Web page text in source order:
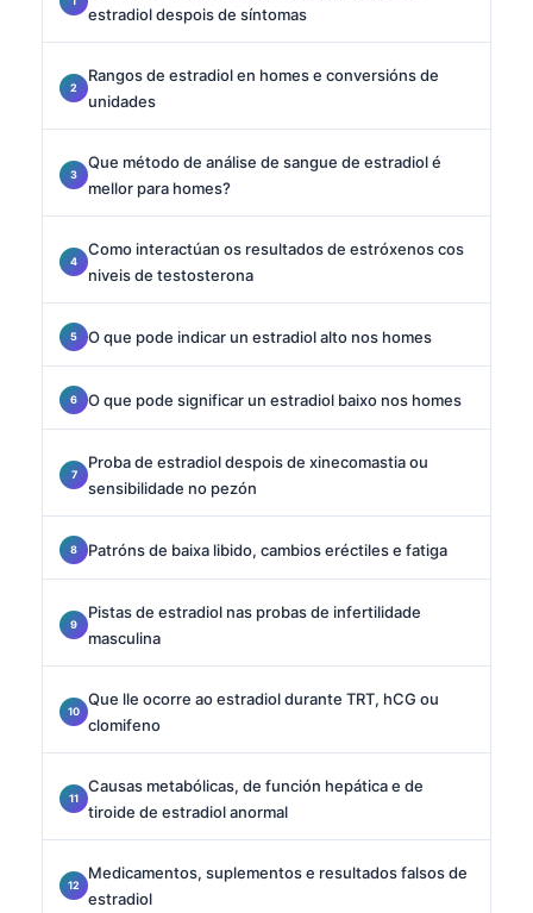
estradiol despois de síntomas
Rangos de estradiol en homes e conversións de
unidades
Que método de análise de sangue de estradiol é
mellor para homes?
Como interactúan os resultados de estróxenos cos
niveis de testosterona
O que pode indicar un estradiol alto nos homes
O que pode significar un estradiol baixo nos homes
Proba de estradiol despois de xinecomastia ou
sensibilidade no pezón
Patróns de baixa libido, cambios eréctiles e fatiga
Pistas de estradiol nas probas de infertilidade
masculina
Que lle ocorre ao estradiol durante TRT, hCG ou
clomifeno
Causas metabólicas, de función hepática e de
tiroide de estradiol anormal
Medicamentos, suplementos e resultados falsos de
estradiol